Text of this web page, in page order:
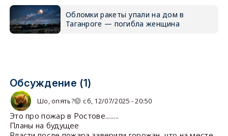
Обломки ракеты упали на дом в
Таганроге — погибла женщина
Обсуждение (1)
Шо, опять? сб, 12/07/2025 - 20:50
Это про пожар в Ростове........
Планы на будущее